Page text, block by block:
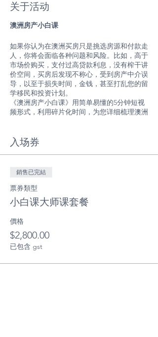
关于活动
澳洲房产小白课
如果你认为在澳洲买房只是挑选房源和付款走
人，你将会面临各种问题和风险。比如，高于
市场价购买，支付过高贷款利息，没有榨干讲
价空间，买房后发现不称心，受到房产中介误
导，以至于损失时间，金钱，甚至打乱您的留
学移民和投资计划。
《澳洲房产小白课》用简单易懂的5分钟短视
频形式，利用碎片化时间，为您详细梳理澳洲
澳洲房产知识，为您购买澳洲房产保驾护航。
买房要点, 6大贷款秘笈, 10大过户收房须知,
整套课程包括120个影片，200个知识点，并在
持续更新中。
你可以选择一头扎进澳洲房产市场，盲目购
买，交几千几万澳币的“智商税”，也可以选择
购买课程，系统学习澳洲房产知识，避免吃亏
上当。现在就报名参加《澳洲房产小白课》。
入场券
銷售已完結
票券類型
小白课大师课套餐
價格
$2,800.00
已包含 gst